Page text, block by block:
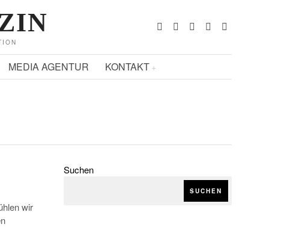
MEDIA AGENTUR KONTAKT
wir
Suchen
SUCHEN